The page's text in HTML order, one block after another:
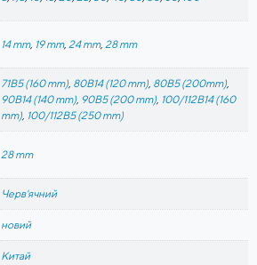
14 mm, 19 mm, 24 mm, 28 mm
71B5 (160 mm), 80B14 (120 mm), 80B5 (200mm),
90B14 (140 mm), 90B5 (200 mm), 100/112B14 (160
mm), 100/112B5 (250 mm)
28 mm
Черв'ячний
новий
Китай